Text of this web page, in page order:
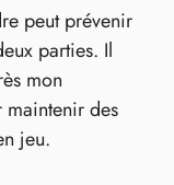
peut prévenir
parties. Il
mon
des
jeu.